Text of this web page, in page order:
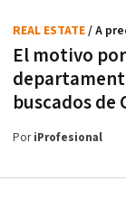
El motivo
buscados de
REAL ESTATE/ A
PoriProfesional